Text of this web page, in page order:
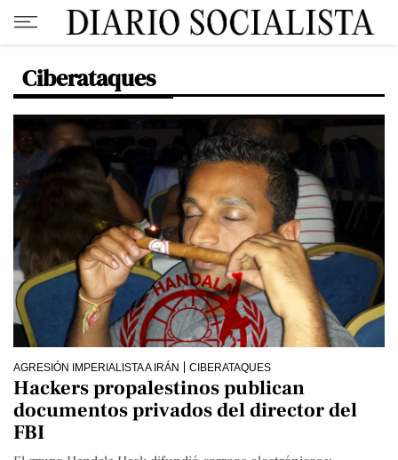
Ciberataques
AGRESIÓN IMPERIALISTA A IRÁN CIBERATAQUES
Hackers propalestinos publican
documentos privados del director del
FBI